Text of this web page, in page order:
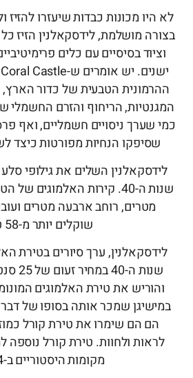
לא היו מכונות כבדות שיעזרו
בצורה מושלמת, לידסקאלנין הזיז
וציוד בסיסיים עם כלים
ההרמונית הטבעית של כדור הארץ,
המגנטיות, הריחוף והזרם החשמלי
כמי שערך ניסויים חשמליים, ואף
שסיפקו הנחיות מפורטות כיצד
לידסקאלנין השלים את גילופי
שנות ה-40. קירות האלמוגים
מטרים, רוחב ארבעה מטרים
שוקלים יותר מ-58 טון.
לידסקאלנין, ערך סיורים בטירת
והוריש את טירת האלמוגים
במישיגן שמכר אותה בסופו של
הם הם שימרו את טירת קורל
לראות ולחוות. טירת קורל
מקומות היסטוריים ב-1984.